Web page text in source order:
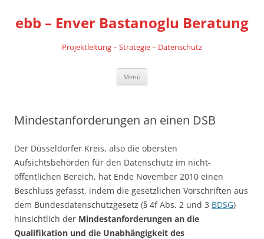
springen
ebb – Enver Bastanoglu Beratung
Projektleitung – Strategie – Datenschutz
Menü
Mindestanforderungen an einen DSB
Der Düsseldorfer Kreis, also die obersten
Aufsichtsbehörden für den Datenschutz im nicht-
öffentlichen Bereich, hat Ende November 2010 einen
Beschluss gefasst, indem die gesetzlichen Vorschriften aus
dem Bundesdatenschutzgesetz (§ 4f Abs. 2 und 3 BDSG)
hinsichtlich der Mindestanforderungen an die
Qualifikation und die Unabhängigkeit des